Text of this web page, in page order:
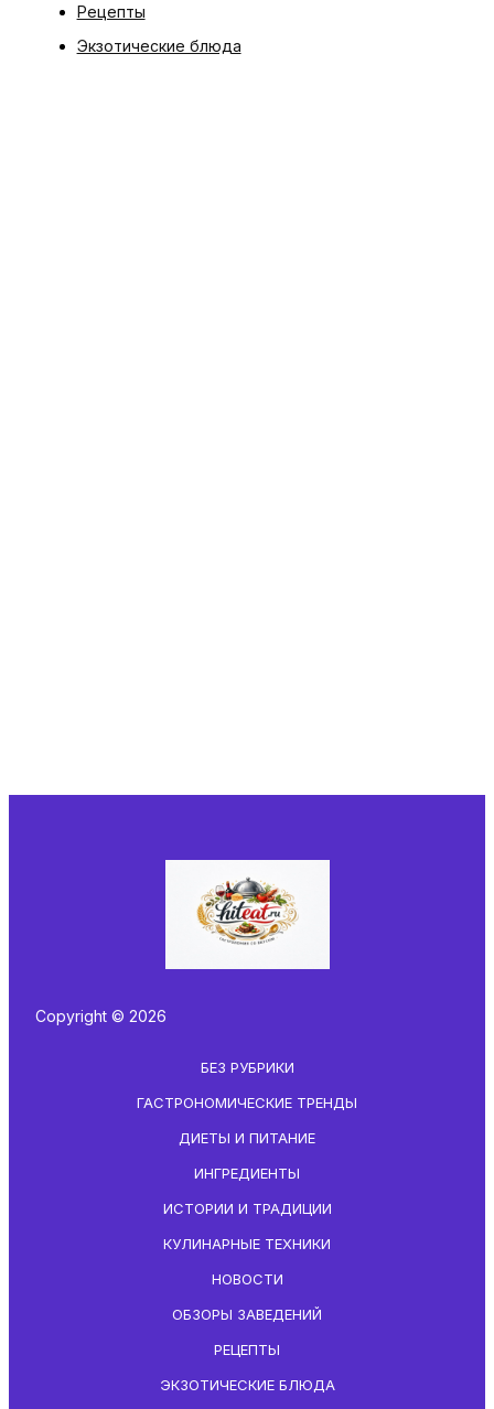
Рецепты
Экзотические блюда
Copyright © 2026
БЕЗ РУБРИКИ
ГАСТРОНОМИЧЕСКИЕ ТРЕНДЫ
ДИЕТЫ И ПИТАНИЕ
ИНГРЕДИЕНТЫ
ИСТОРИИ И ТРАДИЦИИ
КУЛИНАРНЫЕ ТЕХНИКИ
НОВОСТИ
ОБЗОРЫ ЗАВЕДЕНИЙ
РЕЦЕПТЫ
ЭКЗОТИЧЕСКИЕ БЛЮДА